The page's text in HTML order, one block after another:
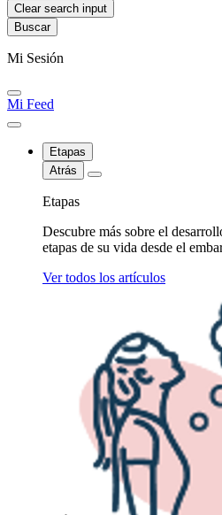
Clear search input
Mi Sesión
Mi Feed
Etapas
Atrás
Etapas
Descubre más sobre el
etapas de su vida desde el
Ver todos los artículos